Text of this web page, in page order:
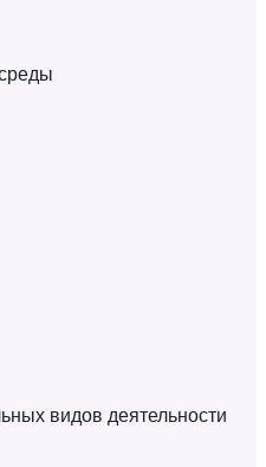
видов деятельности